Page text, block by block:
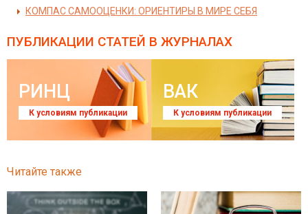
КОМПАС САМООЦЕНКИ: ОРИЕНТИРЫ В МИРЕ СЕБЯ
ПУБЛИКАЦИИ СТАТЕЙ В ЖУРНАЛАХ
РИНЦ
К условиям публикации
ВАК
К условиям публикации
Читайте также